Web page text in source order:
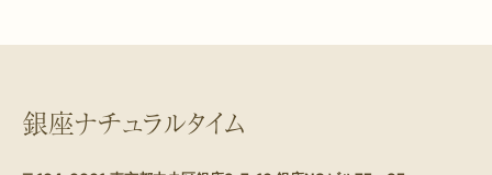
銀座ナチュラルタイム